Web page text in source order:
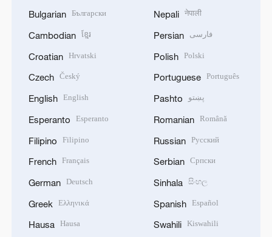
Bulgarian Български
Cambodian ខ្មែរ
Croatian Hrvatski
Czech Český
English English
Esperanto Esperanto
Filipino Filipino
French Français
German Deutsch
Greek Ελληνικά
Hausa Hausa
Nepali नेपाली
Persian فارسی
Polish Polski
Portuguese Português
Pashto پښتو
Romanian Română
Russian Русский
Serbian Српски
Sinhala සිංහල
Spanish Español
Swahili Kiswahili